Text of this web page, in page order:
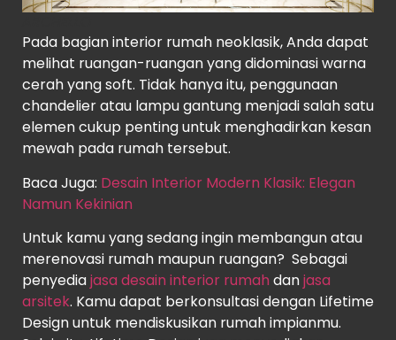
Pada bagian interior rumah neoklasik, Anda dapat
melihat ruangan-ruangan yang didominasi warna
cerah yang soft. Tidak hanya itu, penggunaan
chandelier atau lampu gantung menjadi salah satu
elemen cukup penting untuk menghadirkan kesan
mewah pada rumah tersebut.
Baca Juga: Desain Interior Modern Klasik: Elegan
Namun Kekinian
Untuk kamu yang sedang ingin membangun atau
merenovasi rumah maupun ruangan? Sebagai
penyediajasa desain interior rumah danjasa
arsitek. Kamu dapat berkonsultasi dengan Lifetime
Design untuk mendiskusikan rumah impianmu.